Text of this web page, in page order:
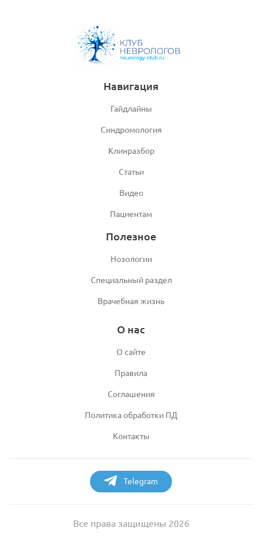
Навигация
Гайдлайны
Синдромология
Клинразбор
Статьи
Видео
Пациентам
Полезное
Нозологии
Специальный раздел
Врачебная жизнь
О нас
О сайте
Правила
Соглашения
Политика обработки ПД
Контакты
Telegram
Все права защищены 2026